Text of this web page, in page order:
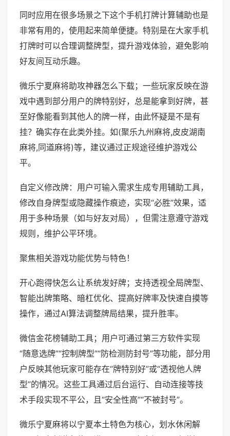
同时应用在很多场景之下这个手机打牌计算辅助也是
非常有用的，使用起来简单便捷。特别是在大家手机
打牌时可以合理调整牌型，提升游戏体验，避免影响
好友间互动乐趣。
微乐宁夏麻将助攻神器怎么下载；一些玩家反映在游
戏中遇到部分用户的牌特别好，总是能拿到好牌，甚
至好像能看到其他人的牌一样，由此怀疑是不是有
挂？确实存在此类外挂。如(聚乐九州麻将,皮皮湖南
麻将,同道麻将)等，建议通过正规途径维护游戏公
平。
自定义修改牌：用户可输入需求生成专用辅助工具，
修改自身牌型或隐藏操作痕迹，实现“必胜”效果，适
用于多种场景（如与好友对局），但需注意遵守游戏
规则，维护公平环境。
聚焦相关游戏功能优势与特色！
开心跑得快怎么让系统发好牌；支持透视全局牌型、
智能出牌策略、暗杠优化、提高好牌率及快速自摸等
操作，通过AI算法调整牌局结果，提升胜率。
微信金花榜辅助工具；用户可通过第三方软件实现
“随意选牌”“控制牌型”“防检测防封号”等功能，部分用
户反映其他玩家可能存在“牌特别好”或“透视他人牌
型”的情况。这些工具通过后台运行、自动连接等技
术手段实现不平公，且“安全性高”“不被封号”。
微乐宁夏麻将以宁夏本土特色为核心，划水休闲解